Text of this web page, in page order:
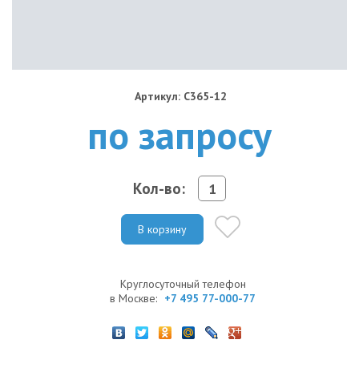
Артикул: C365-12
по запросу
Кол-во:
В корзину
Круглосуточный телефон
в Москве: +7 495 77-000-77